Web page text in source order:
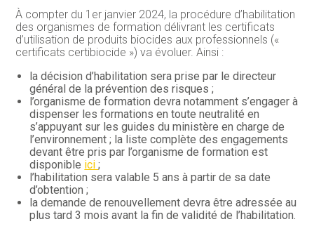
À compter du 1er janvier 2024, la procédure d’habilitation
des organismes de formation délivrant les certificats
d’utilisation de produits biocides aux professionnels («
certificats certibiocide ») va évoluer. Ainsi :
la décision d’habilitation sera prise par le directeur
général de la prévention des risques ;
l’organisme de formation devra notamment s’engager à
dispenser les formations en toute neutralité en
s’appuyant sur les guides du ministère en charge de
l’environnement ; la liste complète des engagements
devant être pris par l’organisme de formation est
disponible ici;
l’habilitation sera valable 5 ans à partir de sa date
d’obtention ;
la demande de renouvellement devra être adressée au
plus tard 3 mois avant la fin de validité de l’habilitation.